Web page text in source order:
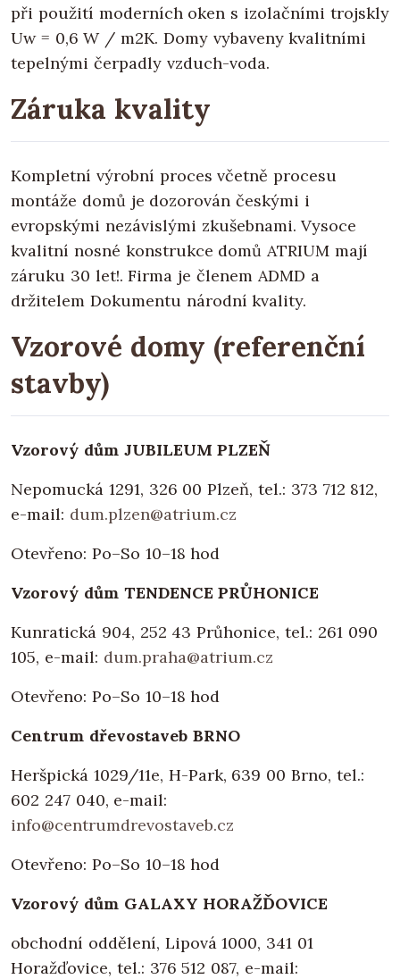
při použití moderních oken s izolačními trojskly
Uw = 0,6 W / m2K. Domy vybaveny kvalitními
tepelnými čerpadly vzduch-voda.
Záruka kvality
Kompletní výrobní proces včetně procesu
montáže domů je dozorován českými i
evropskými nezávislými zkušebnami. Vysoce
kvalitní nosné konstrukce domů ATRIUM mají
záruku 30 let!. Firma je členem ADMD a
držitelem Dokumentu národní kvality.
Vzorové domy (referenční
stavby)
Vzorový dům JUBILEUM PLZEŇ
Nepomucká 1291, 326 00 Plzeň, tel.: 373 712 812,
e-mail: dum.plzen@atrium.cz
Otevřeno: Po–So 10–18 hod
Vzorový dům TENDENCE PRŮHONICE
Kunratická 904, 252 43 Průhonice, tel.: 261 090
105, e-mail: dum.praha@atrium.cz
Otevřeno: Po–So 10–18 hod
Centrum dřevostaveb BRNO
Heršpická 1029/11e, H-Park, 639 00 Brno, tel.:
602 247 040, e-mail:
info@centrumdrevostaveb.cz
Otevřeno: Po–So 10–18 hod
Vzorový dům GALAXY HORAŽĎOVICE
obchodní oddělení, Lipová 1000, 341 01
Horažďovice, tel.: 376 512 087, e-mail: